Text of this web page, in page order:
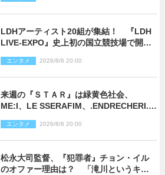
LDHアーティスト20組が集結！ 『LDH
LIVE‐EXPO』史上初の国立競技場で開催
エンタメ 2026/8/6 20:00
来週の『ＳＴＡＲ』は緑黄色社会、
ME:I、LE SSERAFIM、.ENDRECHERI.が
エンタメ 2026/8/6 20:00
松永大司監督、『犯罪者』チョン・イル
のオファー理由は？ 「滝川というキャ